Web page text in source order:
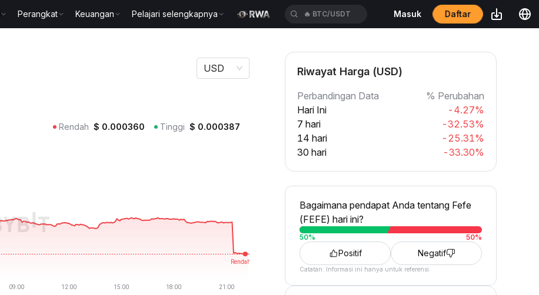
Perangkat Keuangan Pelajari selengkapnya 🔥 BTC/USDT Masuk Daftar
USD
Rendah $ 0.000360 Tinggi $ 0.000387
Riwayat Harga (USD)
Perbandingan Data
% Perubahan
Hari Ini
-4.27%
7 hari
-32.53%
14 hari
-25.31%
30 hari
-33.30%
Bagaimana pendapat Anda tentang Fefe
(FEFE) hari ini?
50% 50%
Positif Negatif
Catatan: Informasi ini hanya untuk referensi.